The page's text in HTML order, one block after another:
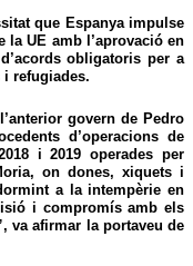
que Espanya impulse
la UE amb l’aprovació en
obligatoris per a
refugiades.
govern de Pedro
d’operacions de
i 2019 operades per
on dones, xiquets i
a la intempèrie en
i compromís amb els
va afirmar la portaveu de